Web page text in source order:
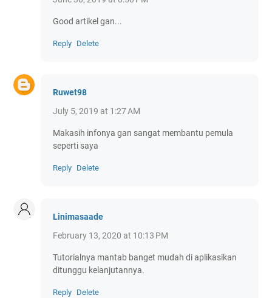
Good artikel gan...
Reply Delete
Ruwet98
July 5, 2019 at 1:27 AM
Makasih infonya gan sangat membantu pemula
seperti saya
Reply Delete
Linimasaade
February 13, 2020 at 10:13 PM
Tutorialnya mantab banget mudah di aplikasikan
ditunggu kelanjutannya.
Reply Delete